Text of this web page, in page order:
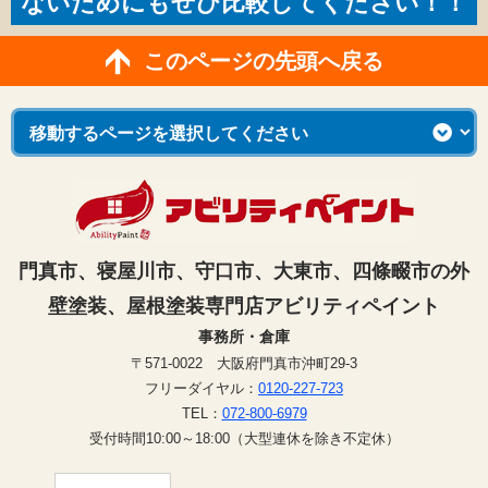
このページの先頭へ戻る
門真市、寝屋川市、守口市、大東市、四條畷市の外
壁塗装、屋根塗装専門店アビリティペイント
事務所・倉庫
〒571-0022 大阪府門真市沖町29-3
フリーダイヤル： 0120-227-723
TEL： 072-800-6979
受付時間10:00～18:00（大型連休を除き不定休）